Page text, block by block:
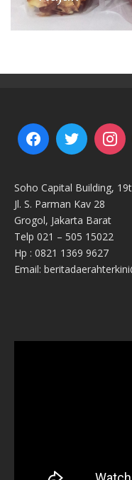
Soho Capital Building,
Jl. S. Parman Kav 28
Grogol, Jakarta Barat
Telp 021 – 505 15022
Hp : 0821 1369 9627
Email: